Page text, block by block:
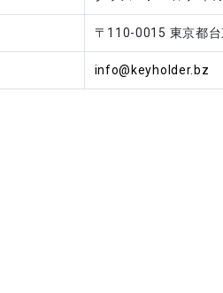
〒110-0015 東京都
info@keyholder.bz